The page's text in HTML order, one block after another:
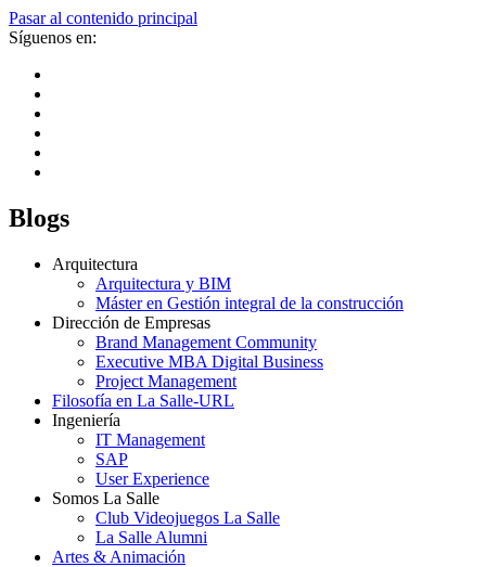
Pasar al contenido principal
Síguenos en:
Blogs
Arquitectura
Arquitectura y BIM
Máster en Gestión integral de la construcción
Dirección de Empresas
Brand Management Community
Executive MBA Digital Business
Project Management
Filosofía en La Salle-URL
Ingeniería
IT Management
SAP
User Experience
Somos La Salle
Club Videojuegos La Salle
La Salle Alumni
Artes & Animación